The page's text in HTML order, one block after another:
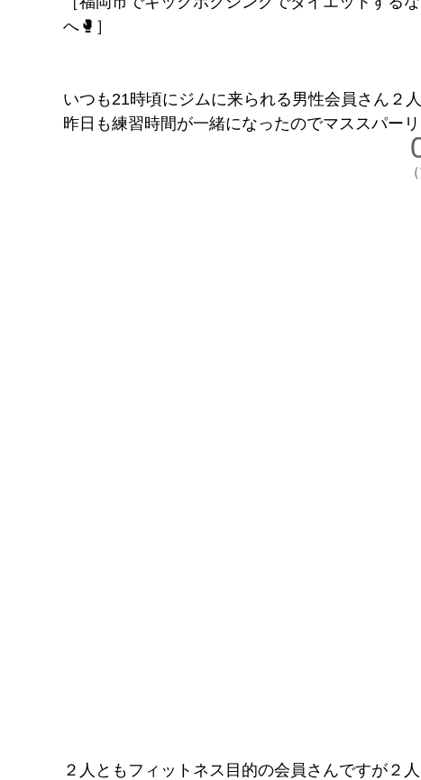
理想
体験
散
トに移動
ちください
へ🥊］
いつも21時頃にジムに来られる男性会員さん２人
昨日も練習時間が一緒になったのでマススパー
２人ともフィットネス目的の会員さんですが２